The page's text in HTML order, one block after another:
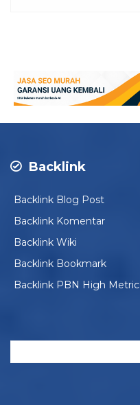
Backlink
Backlink Blog Post
Backlink Komentar
Backlink Wiki
Backlink Bookmark
Backlink PBN High Metric
Cari